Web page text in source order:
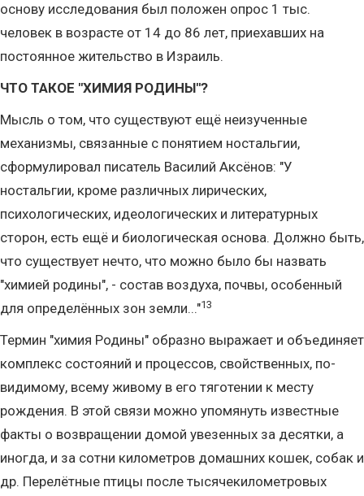
основу исследования был положен опрос 1 тыс.
человек в возрасте от 14 до 86 лет, приехавших на
постоянное жительство в Израиль.
ЧТО ТАКОЕ "ХИМИЯ РОДИНЫ"?
Мысль о том, что существуют ещё неизученные
механизмы, связанные с понятием ностальгии,
сформулировал писатель Василий Аксёнов: "У
ностальгии, кроме различных лирических,
психологических, идеологических и литературных
сторон, есть ещё и биологическая основа. Должно быть,
что существует нечто, что можно было бы назвать
"химией родины", - состав воздуха, почвы, особенный
для определённых зон земли..."13
Термин "химия Родины" образно выражает и объединяет
комплекс состояний и процессов, свойственных, по-
видимому, всему живому в его тяготении к месту
рождения. В этой связи можно упомянуть известные
факты о возвращении домой увезенных за десятки, а
иногда, и за сотни километров домашних кошек, собак и
др. Перелётные птицы после тысячекилометровых